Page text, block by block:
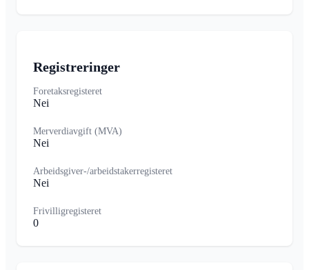
Registreringer
Foretaksregisteret
Nei
Merverdiavgift (MVA)
Nei
Arbeidsgiver-/arbeidstakerregisteret
Nei
Frivilligregisteret
0